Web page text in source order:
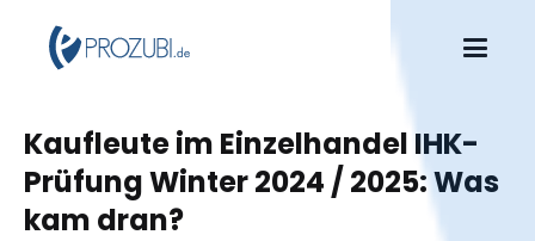
Kaufleute im Einzelhandel IHK-
Prüfung Winter 2024 / 2025: Was
kam dran?